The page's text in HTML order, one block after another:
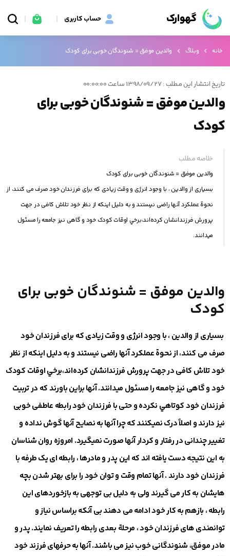
گهوارک حساب کاربری
خانه وبلاگ والدین موفق = شنوندگان خوبی برای کودک
تاریخ انتشار این مطلب : 1398/09/27 ساعت 00:00:00
والدین موفق = شنوندگان خوبی برای
کودک
خلاصه مطلب
والدین موفق = شنوندگان خوبی برای کودک
بسیاری از والدین ، با وجود انرژی و وقت زیادی که برای فرزندان خود صرف می کنند، از
نحوة عملکرد آنها راضی نیستند و به دلیل اینکه از نظر خود تلاش کافی در جهت
پرورش فرزندانشان کرده‌اند،برخي اوقات کودک خود و گاهی نیز جامعه را مسئول
ميدانند.
والدین موفق = شنوندگان خوبی برای
کودک
بسیاری از والدین ، با وجود انرژی و وقت زیادی که برای فرزندان خود
صرف می کنند، از نحوة عملکرد آنها راضی نیستند و به دلیل اینکه از نظر
خود تلاش کافی در جهت پرورش فرزندانشان کرده‌اند،برخي اوقات کودک
خود و گاهی نیز جامعه را مسئول ميدانند. آنها براين باورند که در تربیت
فرزندان خود كوتاهي نكرده و حتی با فرزندان خود رابطه عاطفی خوبی
نیز دارند و اصلاً درک نمیکنند که چرا آنها به نصایح آنها گوش نداده و
تغییر چندانی در رفتار و کردار آنها صورت نمیگیرد. امروزه روان شناسان
به این نتیجه دست یافته اند که این پدر و مادرها ، رابطه ای یک طرفه با
فرزندان خود دارند . آنها تمام وقت و توان خود را برای بهتر شدن بچه
هایشان به کار می گیرند ولی به دلیل بی توجهی به بازخوردهای این
رابطه ، بازهم به کار خود ادامه می دهند بی آنکه براساس نیاز و
توانمندی های فرزندان خود ، مرحلة بعدی رابطه را تعریف نمایند. پدر و
مادر موفق، شنوندگانی خوب نیز می باشند. آنها به حرفهای فرزند خود